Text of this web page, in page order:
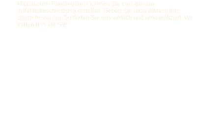
Mit unserem Routenplaner können Sie eine genaue
Anfahrtsbeschreibung erstellen. Geben Sie dazu einfach Ihre
Startadresse ein. So finden Sie uns einfach und unkompliziert. Wir
freuen uns auf Sie!